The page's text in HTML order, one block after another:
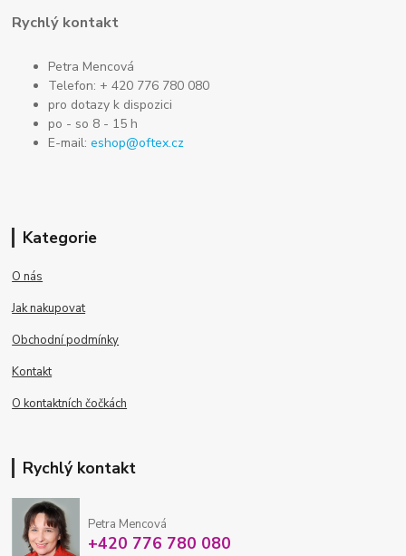
Rychlý kontakt
Petra Mencová
Telefon: + 420 776 780 080
pro dotazy k dispozici
po - so 8 - 15 h
E-mail:eshop@oftex.cz
Kategorie
O nás
Jak nakupovat
Obchodní podmínky
Kontakt
O kontaktních čočkách
Rychlý kontakt
Petra Mencová
+420 776 780 080